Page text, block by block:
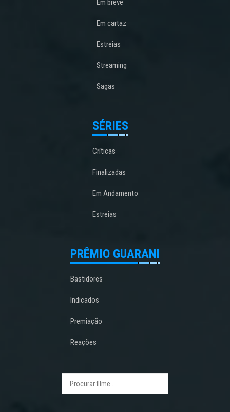
Em breve
Em cartaz
Estreias
Streaming
Sagas
SÉRIES
Críticas
Finalizadas
Em Andamento
Estreias
PRÊMIO GUARANI
Bastidores
Indicados
Premiação
Reações